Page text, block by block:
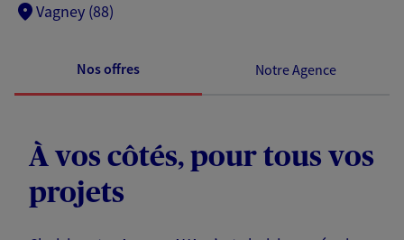
Vagney (88)
Nos offres Notre Agence
À vos côtés, pour tous vos
projets